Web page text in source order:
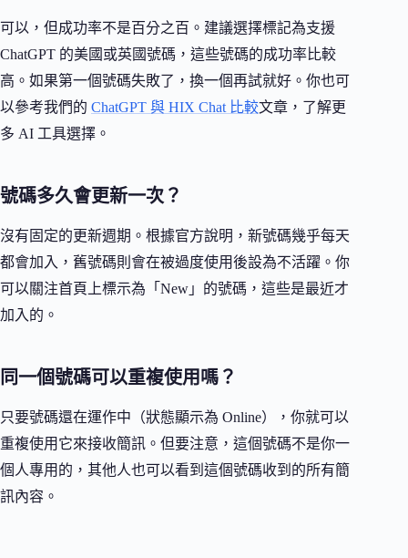
可以，但成功率不是百分之百。建議選擇標記為支援
ChatGPT 的美國或英國號碼，這些號碼的成功率比較
高。如果第一個號碼失敗了，換一個再試就好。你也可
以參考我們的 ChatGPT 與 HIX Chat 比較文章，了解更
多 AI 工具選擇。
號碼多久會更新一次？
沒有固定的更新週期。根據官方說明，新號碼幾乎每天
都會加入，舊號碼則會在被過度使用後設為不活躍。你
可以關注首頁上標示為「New」的號碼，這些是最近才
加入的。
同一個號碼可以重複使用嗎？
只要號碼還在運作中（狀態顯示為 Online），你就可以
重複使用它來接收簡訊。但要注意，這個號碼不是你一
個人專用的，其他人也可以看到這個號碼收到的所有簡
訊內容。